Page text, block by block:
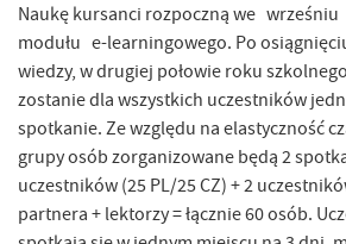
Naukę kursanci rozpoczną we
modułu e-learningowego. Po
wiedzy, w drugiej połowie roku
zostanie dla wszystkich uczestników
spotkanie. Ze względu na elastyczność
grupy osób zorganizowane będą 2
uczestników (25 PL/25 CZ) + 2
partnera + lektorzy = łącznie 60 osób.